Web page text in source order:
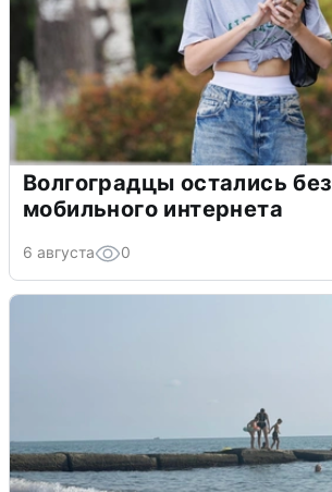
Волгоградцы остались без
мобильного интернета
6 августа 0